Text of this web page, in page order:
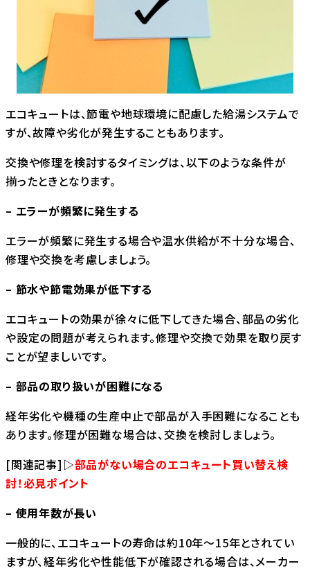
エコキュートは、節電や地球環境に配慮した給湯システムで
すが、故障や劣化が発生することもあります。
交換や修理を検討するタイミングは、以下のような条件が
揃ったときとなります。
– エラーが頻繁に発生する
エラーが頻繁に発生する場合や温水供給が不十分な場合、
修理や交換を考慮しましょう。
– 節水や節電効果が低下する
エコキュートの効果が徐々に低下してきた場合、部品の劣化
や設定の問題が考えられます。修理や交換で効果を取り戻す
ことが望ましいです。
– 部品の取り扱いが困難になる
経年劣化や機種の生産中止で部品が入手困難になることも
あります。修理が困難な場合は、交換を検討しましょう。
[関連記事]▷部品がない場合のエコキュート買い替え検
討！必見ポイント
– 使用年数が長い
一般的に、エコキュートの寿命は約10年～15年とされてい
ますが、経年劣化や性能低下が確認される場合は、メーカー